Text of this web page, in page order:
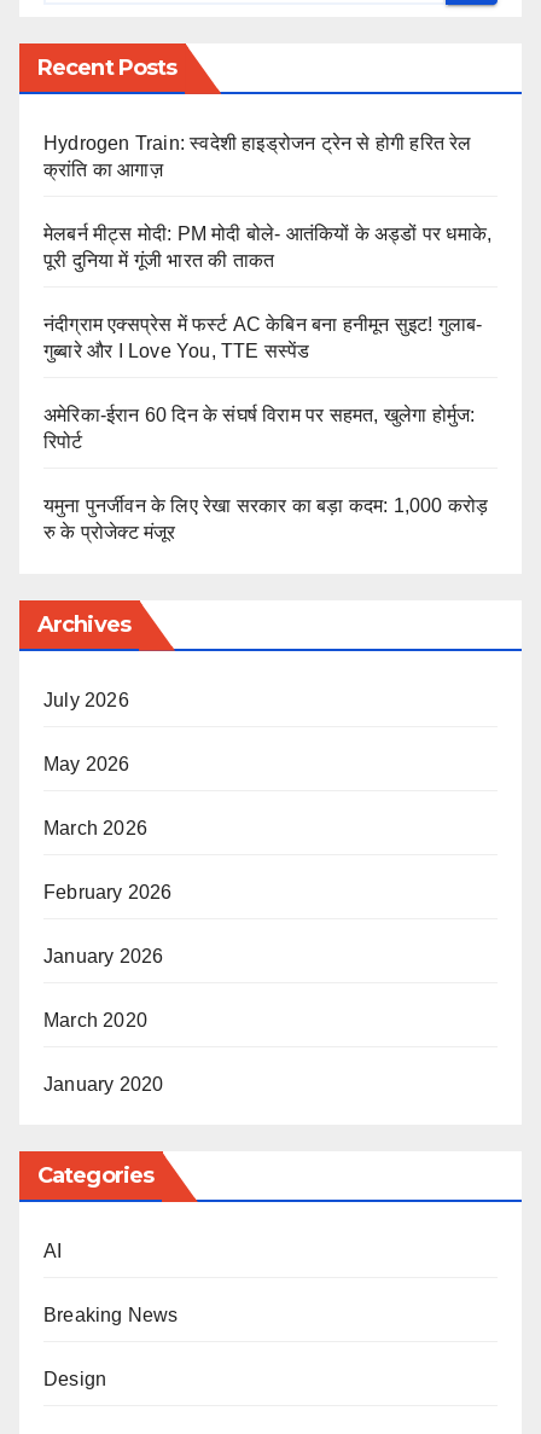
Recent Posts
Hydrogen Train: स्वदेशी हाइड्रोजन ट्रेन से होगी हरित रेल
क्रांति का आगाज़
मेलबर्न मीट्स मोदी: PM मोदी बोले- आतंकियों के अड्डों पर धमाके,
पूरी दुनिया में गूंजी भारत की ताकत
नंदीग्राम एक्सप्रेस में फर्स्ट AC केबिन बना हनीमून सुइट! गुलाब-
गुब्बारे और I Love You, TTE सस्पेंड
अमेरिका-ईरान 60 दिन के संघर्ष विराम पर सहमत, खुलेगा होर्मुज:
रिपोर्ट
यमुना पुनर्जीवन के लिए रेखा सरकार का बड़ा कदम: 1,000 करोड़
रु के प्रोजेक्ट मंजूर
Archives
July 2026
May 2026
March 2026
February 2026
January 2026
March 2020
January 2020
Categories
AI
Breaking News
Design